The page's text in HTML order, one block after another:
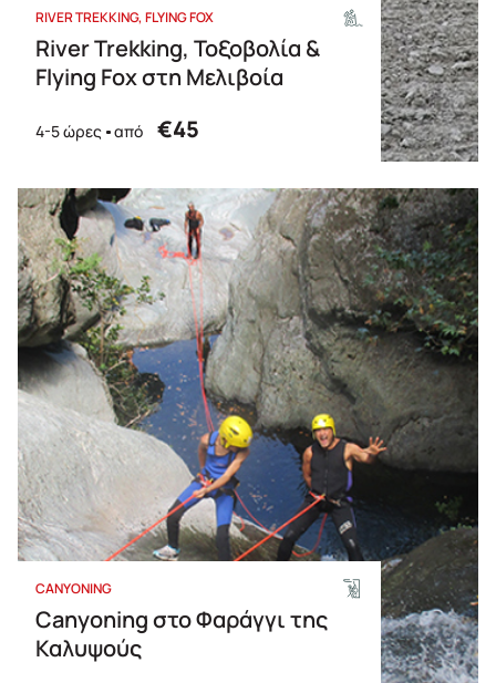
RIVER TREKKING FLYING FOX
River Trekking, Τοξοβολία &
Flying Fox στη Μελιβοία
4-5 ώρες από €45
CANYONING
Canyoning στο Φαράγγι της
Καλυψούς